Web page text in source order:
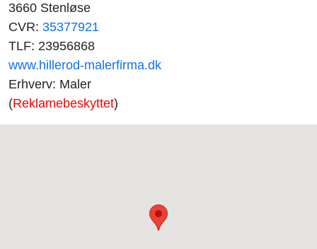
3660 Stenløse
CVR: 35377921
TLF: 23956868
www.hillerod-malerfirma.dk
Erhverv: Maler
(Reklamebeskyttet)